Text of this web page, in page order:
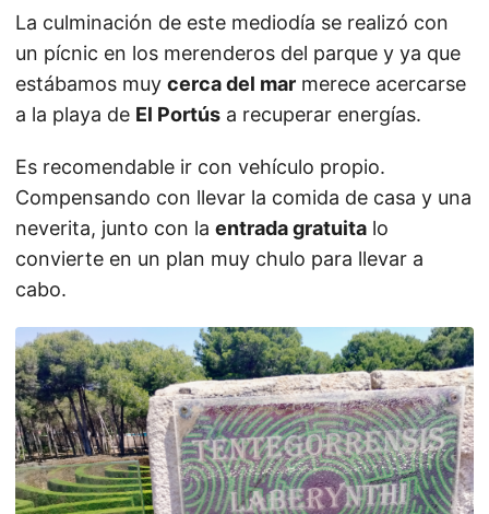
La culminación de este mediodía se realizó con
un pícnic en los merenderos del parque y ya que
estábamos muy cerca del mar merece acercarse
a la playa de El Portús a recuperar energías.
Es recomendable ir con vehículo propio.
Compensando con llevar la comida de casa y una
neverita, junto con la entrada gratuita lo
convierte en un plan muy chulo para llevar a
cabo.